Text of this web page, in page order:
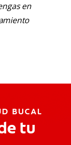
en
BUCAL
tu